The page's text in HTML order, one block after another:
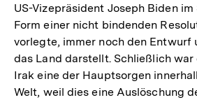
US-Vizepräsident Joseph Biden
Form einer nicht bindenden
vorlegte, immer noch den Entwurf
das Land darstellt. Schließlich
Irak eine der Hauptsorgen
Welt, weil dies eine Auslöschung